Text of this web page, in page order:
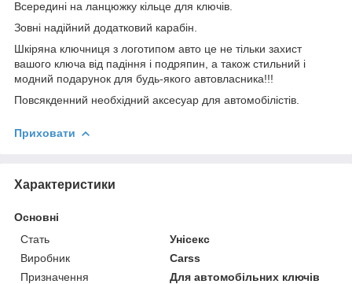
Всередині на ланцюжку кільце для ключів.
Зовні надійний додатковий карабін.
Шкіряна ключниця з логотипом авто це не тільки захист
вашого ключа від падіння і подряпин, а також стильний і
модний подарунок для будь-якого автовласника!!!
Повсякденний необхідний аксесуар для автомобілістів.
Приховати
Характеристики
Основні
Стать
Унісекс
Виробник
Carss
Призначення
Для автомобільних ключів